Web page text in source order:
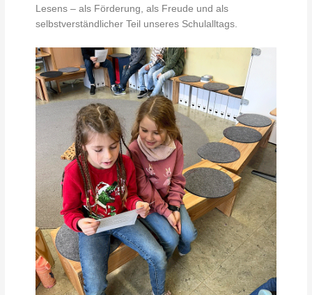
Lesens – als Förderung, als Freude und als
selbstverständlicher Teil unseres Schulalltags.